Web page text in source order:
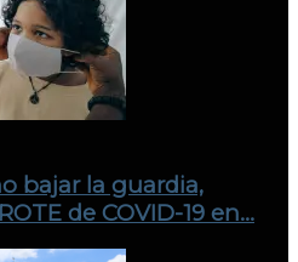
bajar la guardia,
de COVID-19 en…